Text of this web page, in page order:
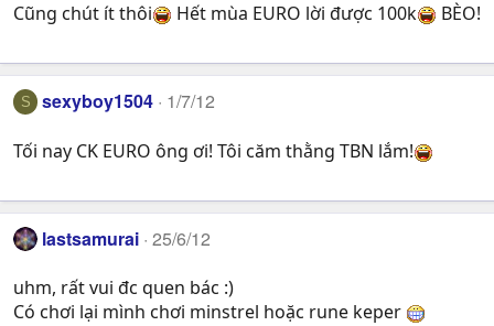
Cũng chút ít thôi Hết mùa EURO lời được 100k BÈO!
S sexyboy1504 1/7/12
Tối nay CK EURO ông ơi! Tôi căm thằng TBN lắm!
lastsamurai 25/6/12
uhm, rất vui đc quen bác :)
Có chơi lại mình chơi minstrel hoặc rune keper